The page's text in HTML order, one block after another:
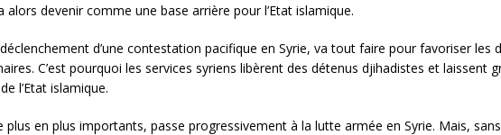
alors devenir comme une base arrière pour l’Etat islamique.
d’une contestation pacifique en Syrie, va tout faire pour favoriser les
C’est pourquoi les services syriens libèrent des détenus djihadistes et laissent
l’Etat islamique.
en plus importants, passe progressivement à la lutte armée en Syrie. Mais,